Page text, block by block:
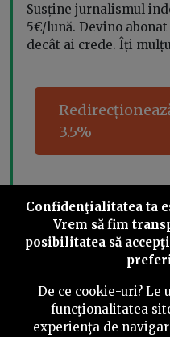
Susține jurnalismul
5€/lună. Devino
decât ai crede. Îți
3.5%
Confidenţialitatea ta
Vrem să fim
posibilitatea să
De ce cookie-uri?
funcţionalitatea
experienţa de